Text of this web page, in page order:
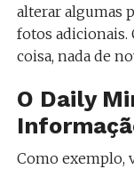
alterar algumas
fotos adicionais.
coisa, nada de
O Daily
Como exemplo,